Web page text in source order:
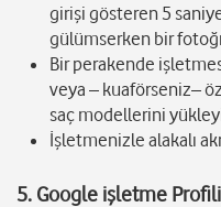
girişi gösteren 5
gülümserken bir
Bir perakende
veya – kuaförseniz–
saç modellerini
İşletmenizle alakalı
5. Google işletme